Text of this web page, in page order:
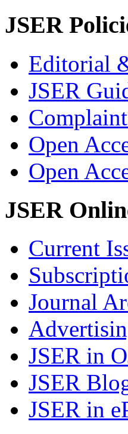
JSER
Editorial
JSER
Open
Open
JSER
Current
Journal
JSER in
JSER
JSER in